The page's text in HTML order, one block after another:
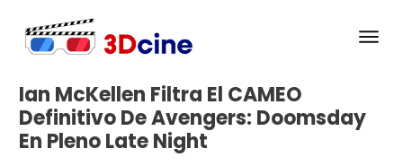
Ian McKellen Filtra El CAMEO
Definitivo De Avengers: Doomsday
En Pleno Late Night